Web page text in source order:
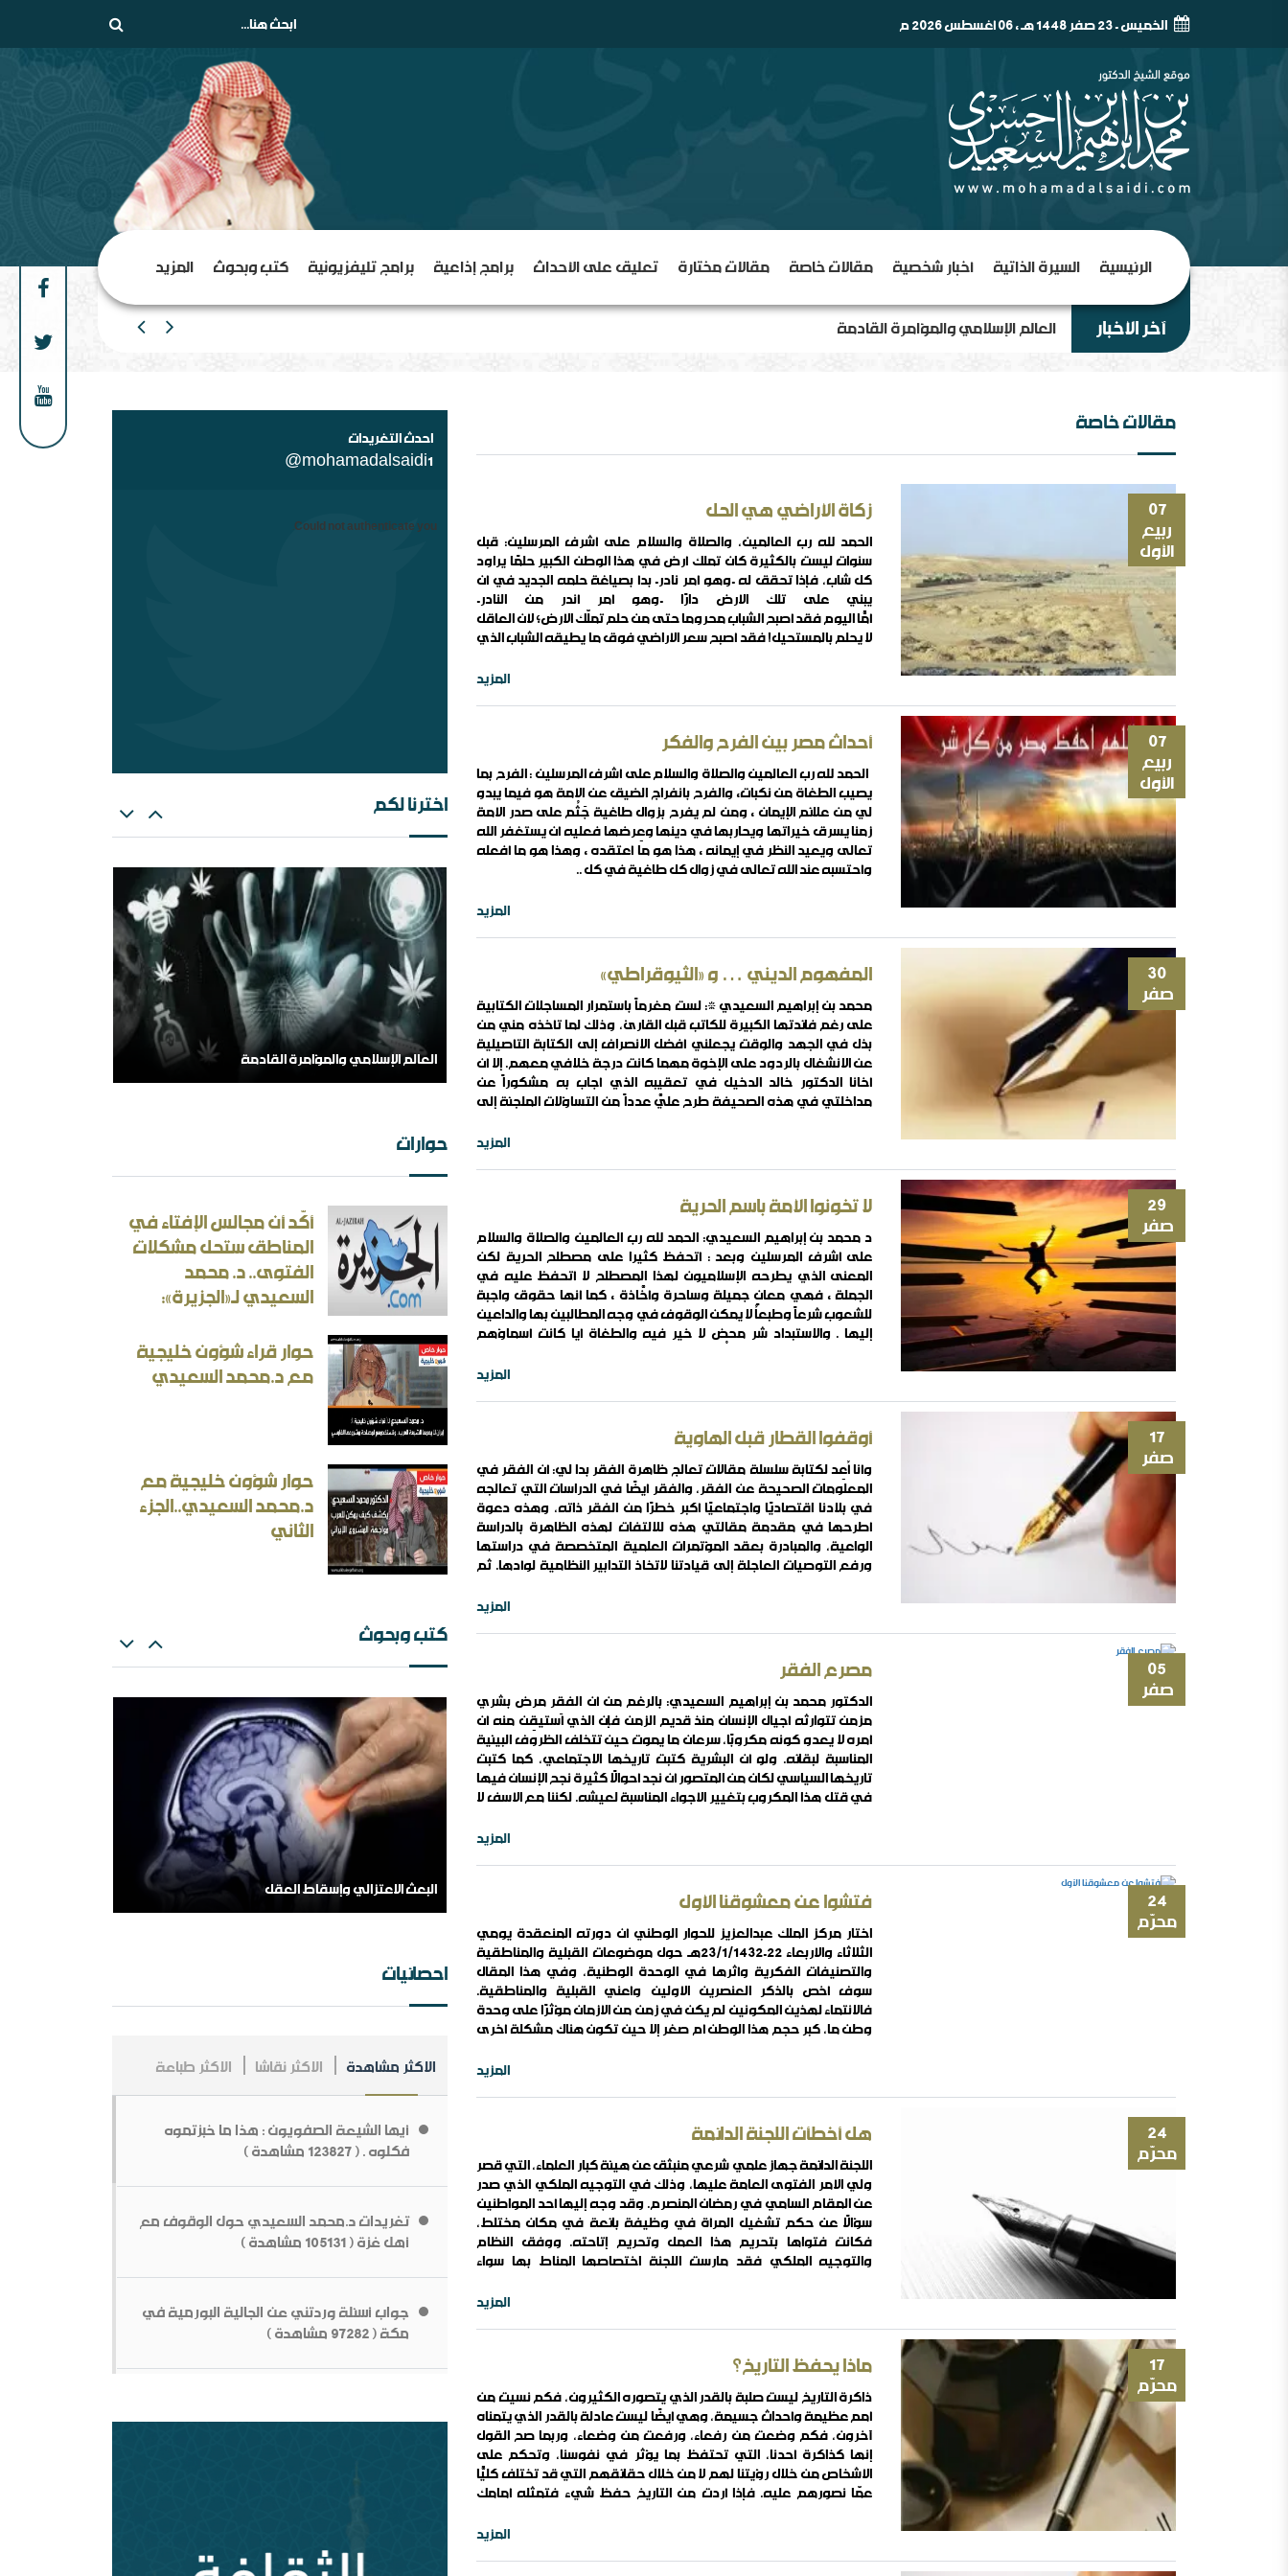
الخميس - 23 صفر 1448 هـ , 06 أغسطس 2026 م
الرئيسية السيرة الذاتية أخبار شخصية مقالات خاصة مقالات مختارة تعليق على الأحداث برامج إذاعية برامج تليفزيونية كتب وبحوث المزيد
آخر الأخبار العالم الإسلامي والمؤامرة القادمة من الهامش إلى المركز
مقالات خاصة
07
ربيع
الأول
زكاة الأراضي هي الحل
الحمد لله رب العالمين، والصلاة والسلام على أشرف المرسلين: قبل
سنوات ليست بالكثيرة كان تملك أرض في هذا الوطن الكبير حلمًا يراود
كل شاب، فإذا تحقق له -وهو أمر نادر- بدأ بصياغة حلمه الجديد في أن
يبني على تلك الأرض دارًا -وهو أمر أندر من النادر-
أمّا اليوم فقد أصبح الشباب محرومًا حتى من حلم تملّك الأرض؛ لأن العاقل
لا يحلم بالمستحيل! فقد أصبح سعر الأراضي فوق ما يطيقه الشباب الذي
المزيد
07
ربيع
الأول
أحداث مصر بين الفرح والفكر
الحمد لله رب العالمين والصلاة والسلام على أشرف المرسلين : الفرح بما
يصيب الطغاة من نكبات, والفرح بانفراج الضيق عن الأمة هو فيما يبدو
لي من علائم الإيمان , ومن لم يفرح بزوال طاغية جَثُم على صدر الأمة
زمنا يسرق خيراتها ويحاربها في دينها وعِرضها فعليه أن يستغفر الله
تعالى ويعيد النظر في إيمانه , هذا هو ما أعتقده , وهذا هو ما أفعله
وأحتسبه عند الله تعالى في زوال كل طاغية في كل ..
المزيد
30
صفر
المفهوم الديني … و «الثيوقراطي»
محمد بن إبراهيم السعيدي *: لست مغرماً باستمرار المساجلات الكتابية
على رغم فائدتها الكبيرة للكاتب قبل القارئ، وذلك لما تأخذه مني من
بذل في الجهد والوقت يجعلني أفضل الانصراف إلى الكتابة التأصيلية
عن الانشغال بالردود على الإخوة مهما كانت درجة خلافي معهم. إلا أن
أخانا الدكتور خالد الدخيل في تعقيبه الذي أجاب به مشكوراً عن
مداخلتي في هذه الصحيفة طرح عليَّ عدداً من التساؤلات الملجئة إلى
المزيد
29
صفر
لا تخونوا الأمة باسم الحرية
د محمد بن إبراهيم السعيدي: الحمد لله رب العالمين والصلاة والسلام
على أشرف المرسلين وبعد : أتحفظ كثيرا على مصطلح الحرية لكن
المعنى الذي يطرحه الإسلاميون لهذا المصطلح لا أتحفظ عليه في
الجملة , فهي معانٍ جميلة وساحرة وأخَّاذة , كما أنها حقوق واجبة
للشعوب شرعاً وطبعاُ لا يمكن الوقوف في وجه المطالبين بها والداعين
إليها . والاستبداد شر محض لا خير فيه والطغاة أيا كانت أسماؤهم
المزيد
17
صفر
أوقفوا القطار قبل الهاوية
وأنا أُعِد لكتابة سلسلة مقالات تعالج ظاهرة الفقر بدا لي: أن الفقر في
المعلومات الصحيحة عن الفقر، والفقر أيضًا في الدراسات التي تعالجه
في بلادنا اقتصاديًا واجتماعيًا أكبر خطرًا من الفقر ذاته، وهذه دعوة
أطرحها في مقدمة مقالتي هذه للالتفات لهذه الظاهرة بالدراسة
الواعية، والمبادرة بعقد المؤتمرات العلمية المتخصصة في دراستها
ورفع التوصيات العاجلة إلى قيادتنا لاتخاذ التدابير النظامية لوأدها. ثم
المزيد
05
صفر
مصرع الفقر
الدكتور محمد بن إبراهيم السعيدي: بالرغم من أن الفقر مرض بشري
مزمن تتوارثه أجيال الإنسان منذ قديم الزمن فإن الذي أَستيقِن منه أن
أمره لا يعدو كونه مكروبًا، سرعان ما يموت حين تتخلف الظروف البيئية
المناسبة لبقائه. ولو أن البشرية كتبت تاريخها الاجتماعي، كما كتبت
تاريخها السياسي لكان من المتصور أن نجد أحوالًا كثيرة نجح الإنسان فيها
في قتل هذا المكروب بتغيير الأجواء المناسبة لعيشه. لكننا مع الأسف لا
المزيد
24
محرّم
فتشوا عن معشوقنا الأول
اختار مركز الملك عبدالعزيز للحوار الوطني أن دورته المنعقدة يومي
الثلاثاء والأربعاء 22-23/1/1432هـ حول موضوعات القبلية والمناطقية
والتصنيفات الفكرية وأثرها في الوحدة الوطنية، وفي هذا المقال
سوف أخص بالذكر العنصرين الأولين وأعني القبلية والمناطقية.
فالانتماء لهذين المكونين لم يكن في زمن من الأزمان مؤثرًا على وحدة
وطن ما، كبر حجم هذا الوطن أم صغر إلا حين تكون هناك مشكلة أخرى
المزيد
24
محرّم
هل أخطأت اللجنة الدائمة
اللجنة الدائمة جهاز علمي شرعي منبثق عن هيئة كبار العلماء، التي قصر
ولي الأمر الفتوى العامة عليها، وذلك في التوجيه الملكي الذي صدر
عن المقام السامي في رمضان المنصرم. وقد وجه إليها أحد المواطنين
سؤالًا عن حكم تشغيل المرأة في وظيفة بائعة في مكان مختلط،
فكانت فتواها بتحريم هذا العمل وتحريم إتاحته. ووفق النظام
والتوجيه الملكي فقد مارست اللجنة اختصاصها المناط بها سواء
المزيد
17
محرّم
ماذا يحفظ التاريخ؟
ذاكرة التاريخ ليست صلبة بالقدر الذي يتصوره الكثيرون، فكم نسيت من
أمم عظيمة وأحداث جسيمة، وهي أيضًا ليست عادلة بالقدر الذي يتمناه
آخرون، فكم وضعت من رفعاء، ورفعت من وضعاء، وربما صح القول
إنها كذاكرة أحدنا، التي تحتفظ بما يؤثر في نفوسنا، وتحكم على
الأشخاص من خلال رؤيتنا لهم لا من خلال حقائقهم التي قد تختلف كليًّا
عمّا نصورهم عليه. فإذا أردت من التاريخ حفظ شيء فتمثله أمامك
المزيد
احدث التغريدات
@mohamadalsaidi1
Could not authenticate you.
اخترنا لكم
أين السلفية من الانفصاليين في اليمن
العالم الإسلامي والمؤامرة القادمة
الأسئلة المنطقية والأجوبة غير المنطقية في الحرب
الإيرانية
إيران المسكينة ورد على الأستاذ إلهامي وأحمد
الريسوني
اللهم اشغل الظالمين بالظالمين
مؤسسة طابة والتنظيمات المتطرفة
قطع الطريق دون داعش
حوارات
أكّد أن مجالس الإفتاء في
المناطق ستحل مشكلات
الفتوى.. د. محمد
السعيدي لـ«الجزيرة»:
حوار قراء شؤون خليجية
مع د.محمد السعيدي
حوار شؤون خليجية مع
د.محمد السعيدي..الجزء
الثاني
كتب وبحوث
الثقافة بين الثوابت والمتغيرات [ورقة عمل]
بحث: الإلزام بالمذهب في الفتيا والقضاء والتعليم
البعث الاعتزالي وإسقاط العقل
وتطبيقا.
مــلخص عــلاقــات الــملك عــبد￼￼ العزیز مــع الإنجــلیز ،
بناء الشخصية السلفية في ظل المتغيرات[محاضرة
احصائيات
الاكثر مشاهدة الاكثر نقاشا الاكثر طباعة
أيها الشيعة الصفويون : هذا ما خبزتموه
فكلوه . ( 123827 مشاهدة )
تغريدات د.محمد السعيدي حول الوقوف مع
أهل غزة ( 105131 مشاهدة )
جواب أسئلة وردتني عن الجالية البورمية في
مكة ( 97282 مشاهدة )
93029 مشاهدة )